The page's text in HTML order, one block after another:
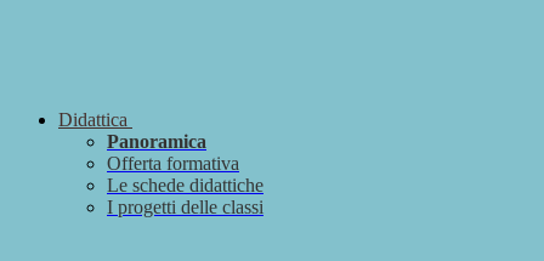
Didattica
Panoramica
Offerta formativa
Le schede didattiche
I progetti delle classi